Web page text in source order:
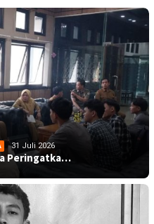
31 Juli 2026
Peringatka…